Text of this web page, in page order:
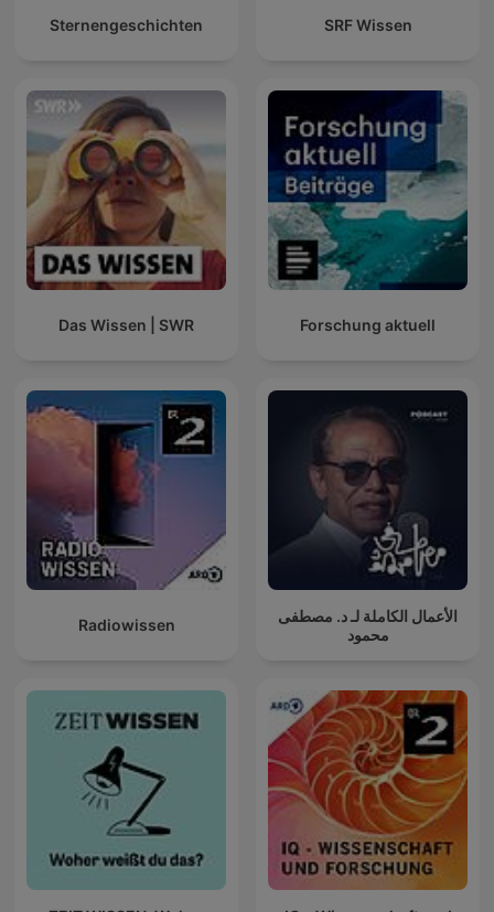
Sternengeschichten SRF Wissen
Das Wissen | SWR Forschung aktuell
Radiowissen
الأعمال الكاملة لـ د. مصطفى
محمود